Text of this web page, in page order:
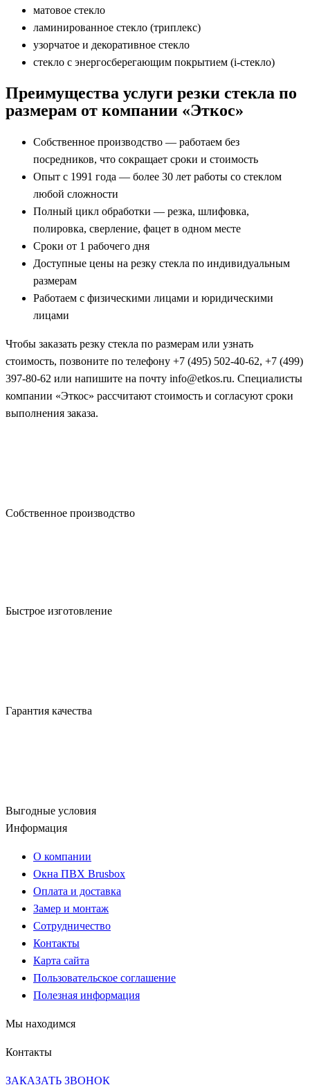
матовое стекло
ламинированное стекло (триплекс)
узорчатое и декоративное стекло
стекло с энергосберегающим покрытием (i-стекло)
Преимущества услуги резки стекла по
размерам от компании «Эткос»
Собственное производство — работаем без
посредников, что сокращает сроки и стоимость
Опыт с 1991 года — более 30 лет работы со стеклом
любой сложности
Полный цикл обработки — резка, шлифовка,
полировка, сверление, фацет в одном месте
Сроки от 1 рабочего дня
Доступные цены на резку стекла по индивидуальным
размерам
Работаем с физическими лицами и юридическими
лицами
Чтобы заказать резку стекла по размерам или узнать
стоимость, позвоните по телефону +7 (495) 502-40-62, +7 (499)
397-80-62 или напишите на почту info@etkos.ru. Специалисты
компании «Эткос» рассчитают стоимость и согласуют сроки
выполнения заказа.
Собственное производство
Быстрое изготовление
Гарантия качества
Выгодные условия
Информация
О компании
Окна ПВХ Brusbox
Оплата и доставка
Замер и монтаж
Сотрудничество
Контакты
Карта сайта
Пользовательское соглашение
Полезная информация
Мы находимся
Контакты
ЗАКАЗАТЬ ЗВОНОК